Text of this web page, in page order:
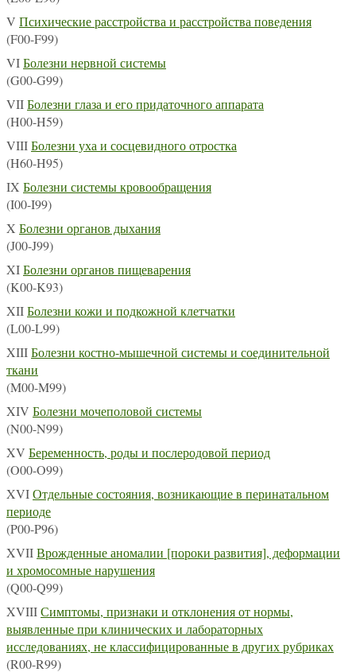
V Психические расстройства и расстройства поведения
(F00-F99)
VIБолезни нервной системы
(G00-G99)
VIIБолезни глаза и его придаточного аппарата
(H00-H59)
VIIIБолезни уха и сосцевидного отростка
(H60-H95)
IX Болезни системы кровообращения
(I00-I99)
X Болезни органов дыхания
(J00-J99)
XIБолезни органов пищеварения
(K00-K93)
XIIБолезни кожи и подкожной клетчатки
(L00-L99)
XIIIБолезни костно-мышечной системы и соединительной
ткани
(M00-M99)
XIV Болезни мочеполовой системы
(N00-N99)
XV Беременность, роды и послеродовой период
(O00-O99)
XVIОтдельные состояния, возникающие в перинатальном
периоде
(P00-P96)
XVIIВрожденные аномалии [пороки развития], деформации
и хромосомные нарушения
(Q00-Q99)
XVIIIСимптомы, признаки и отклонения от нормы,
выявленные при клинических и лабораторных
исследованиях, не классифицированные в других рубриках
(R00-R99)